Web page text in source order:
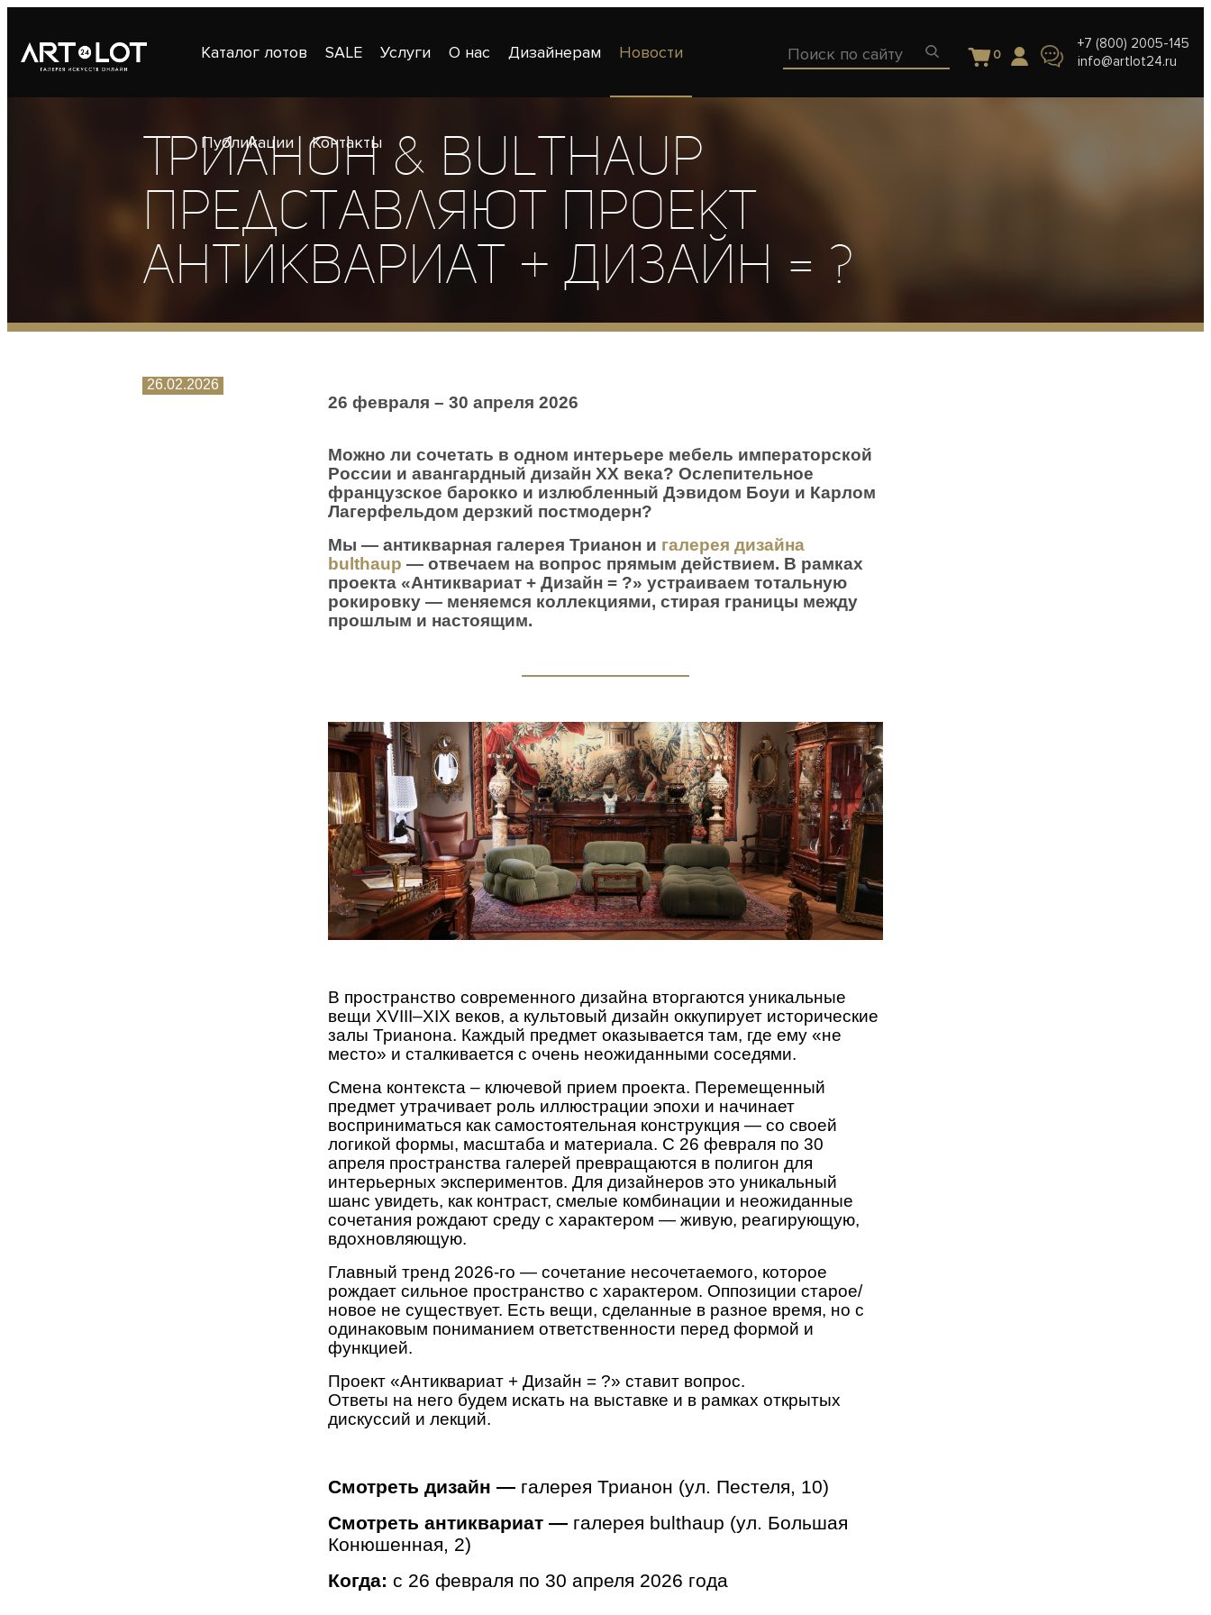
Каталог лотов SALE Услуги О нас Дизайнерам Новости
Публикации Контакты
0
+7 (800) 2005-145
info@artlot24.ru
Трианон & bulthaup
представляют проект
Антиквариат + Дизайн = ?
26.02.2026
26 февраля – 30 апреля 2026
Можно ли сочетать в одном интерьере мебель императорской
России и авангардный дизайн ХХ века? Ослепительное
французское барокко и излюбленный Дэвидом Боуи и Карлом
Лагерфельдом дерзкий постмодерн?
Мы — антикварная галерея Трианон и галерея дизайна
bulthaup — отвечаем на вопрос прямым действием. В рамках
проекта «Антиквариат + Дизайн = ?» устраиваем тотальную
рокировку —меняемся коллекциями, стирая границы между
прошлым и настоящим.
В пространство современного дизайна вторгаются уникальные
вещи XVIII–XIX веков, а культовый дизайн оккупирует исторические
залы Трианона. Каждый предмет оказывается там, где ему «не
место» и сталкивается с очень неожиданными соседями.
Смена контекста – ключевой прием проекта. Перемещенный
предмет утрачивает роль иллюстрации эпохи и начинает
восприниматься как самостоятельная конструкция — со своей
логикой формы, масштаба и материала. С 26 февраля по 30
апреля пространства галерей превращаются в полигон для
интерьерных экспериментов. Для дизайнеров это уникальный
шанс увидеть, как контраст, смелые комбинации и неожиданные
сочетания рождают среду с характером — живую, реагирующую,
вдохновляющую.
Главный тренд 2026-го — сочетание несочетаемого, которое
рождает сильное пространство с характером. Оппозиции старое/
новое не существует. Есть вещи, сделанные в разное время, но с
одинаковым пониманием ответственности перед формой и
функцией.
Проект «Антиквариат + Дизайн = ?» ставит вопрос.
Ответы на него будем искать на выставке и в рамках открытых
дискуссий и лекций.
Смотреть дизайн — галерея Трианон (ул. Пестеля, 10)
Смотреть антиквариат — галерея bulthaup (ул. Большая
Конюшенная, 2)
Когда: с 26 февраля по 30 апреля 2026 года